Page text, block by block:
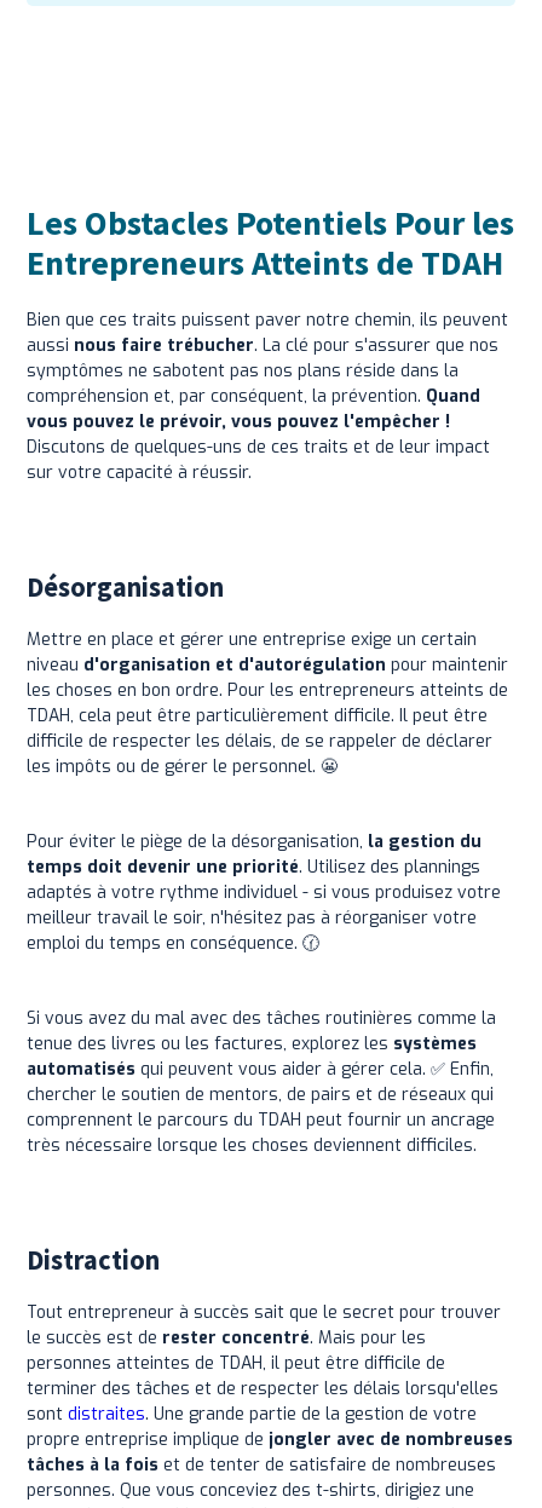
Les Obstacles Potentiels Pour les
Entrepreneurs Atteints de TDAH
Bien que ces traits puissent paver notre chemin, ils peuvent
aussi nous faire trébucher. La clé pour s'assurer que nos
symptômes ne sabotent pas nos plans réside dans la
compréhension et, par conséquent, la prévention. Quand
vous pouvez le prévoir, vous pouvez l'empêcher !
Discutons de quelques-uns de ces traits et de leur impact
sur votre capacité à réussir.
Désorganisation
Mettre en place et gérer une entreprise exige un certain
niveau d'organisation et d'autorégulation pour maintenir
les choses en bon ordre. Pour les entrepreneurs atteints de
TDAH, cela peut être particulièrement difficile. Il peut être
difficile de respecter les délais, de se rappeler de déclarer
les impôts ou de gérer le personnel. 😬
Pour éviter le piège de la désorganisation, la gestion du
temps doit devenir une priorité. Utilisez des plannings
adaptés à votre rythme individuel - si vous produisez votre
meilleur travail le soir, n'hésitez pas à réorganiser votre
emploi du temps en conséquence. 🕜
Si vous avez du mal avec des tâches routinières comme la
tenue des livres ou les factures, explorez les systèmes
automatisés qui peuvent vous aider à gérer cela. ✅ Enfin,
chercher le soutien de mentors, de pairs et de réseaux qui
comprennent le parcours du TDAH peut fournir un ancrage
très nécessaire lorsque les choses deviennent difficiles.
Distraction
Tout entrepreneur à succès sait que le secret pour trouver
le succès est de rester concentré. Mais pour les
personnes atteintes de TDAH, il peut être difficile de
terminer des tâches et de respecter les délais lorsqu'elles
sontdistraites. Une grande partie de la gestion de votre
propre entreprise implique de jongler avec de nombreuses
tâches à la foiset de tenter de satisfaire de nombreuses
personnes. Que vous conceviez des t-shirts, dirigiez une